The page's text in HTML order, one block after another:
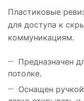
Пластиковые
для доступа к
коммуникациям.
Предназначен
потолке.
Оснащен